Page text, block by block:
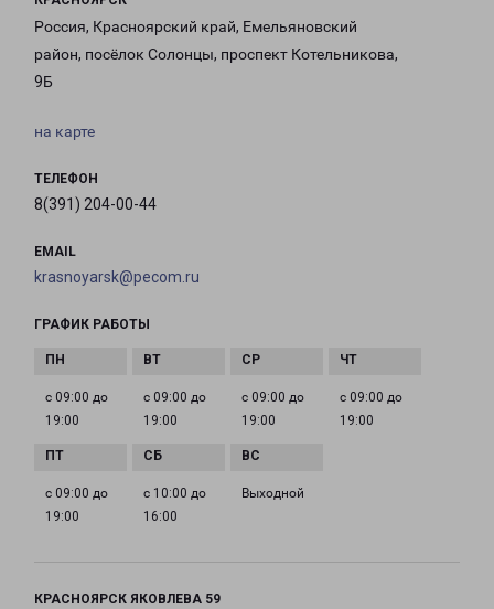
Россия, Красноярский край, Емельяновский
район, посёлок Солонцы, проспект Котельникова,
9Б
на карте
ТЕЛЕФОН
8(391) 204-00-44
EMAIL
krasnoyarsk@pecom.ru
ГРАФИК РАБОТЫ
с 09:00 до
19:00
с 09:00 до
19:00
с 09:00 до
19:00
с 09:00 до
19:00
с 09:00 до
19:00
с 10:00 до
16:00
Выходной
КРАСНОЯРСК ЯКОВЛЕВА 59